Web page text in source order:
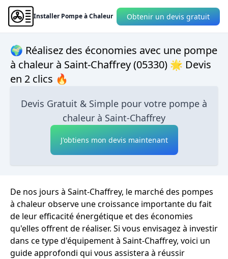
Installer Pompe à Chaleur Obtenir un devis gratuit
🌍 Réalisez des économies avec une pompe
à chaleur à Saint-Chaffrey (05330) 🌟 Devis
en 2 clics 🔥
Devis Gratuit & Simple pour votre pompe à
chaleur à Saint-Chaffrey
J'obtiens mon devis maintenant
De nos jours à Saint-Chaffrey, le marché des pompes
à chaleur observe une croissance importante du fait
de leur efficacité énergétique et des économies
qu'elles offrent de réaliser. Si vous envisagez à investir
dans ce type d'équipement à Saint-Chaffrey, voici un
guide approfondi qui vous assistera à réussir